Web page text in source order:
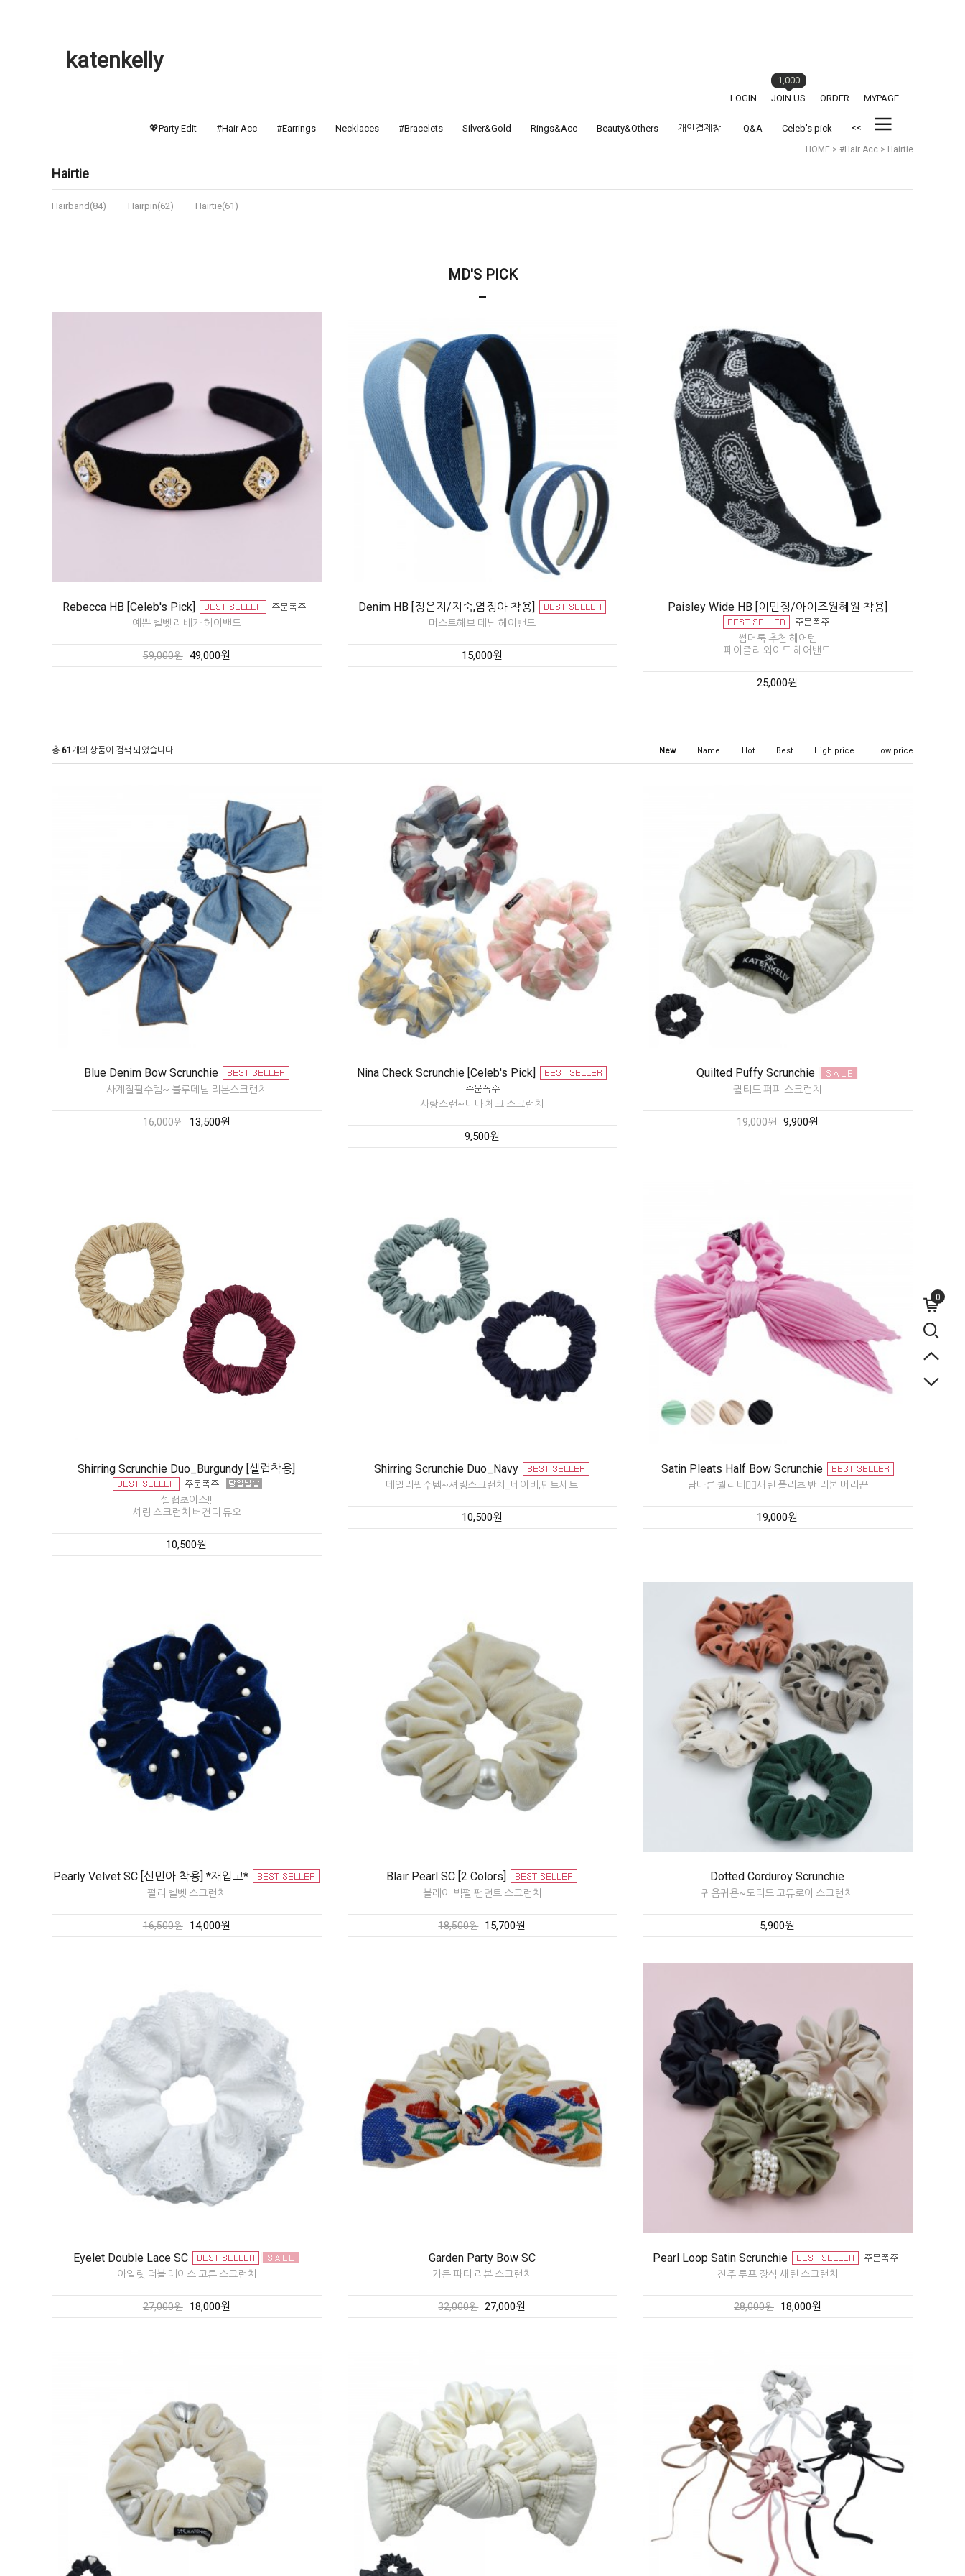
katenkelly
LOGIN JOIN US
1,000
ORDER
MYPAGE
💖Party Edit #Hair Acc #Earrings Necklaces #Bracelets Silver&Gold Rings&Acc Beauty&Others 개인결제창 Q&A Celeb's pick <<
0
HOME > #Hair Acc > Hairtie
Hairtie
Hairband(84) Hairpin(62) Hairtie(61)
MD'S PICK
Rebecca HB [Celeb's Pick]
예쁜 벨벳 레베카 헤어밴드
59,000원 49,000원
Denim HB [정은지/지숙,염정아 착용]
머스트해브 데님 헤어밴드
15,000원
Paisley Wide HB [이민정/아이즈원혜원 착용]
썸머룩 추천 헤어템
페이즐리 와이드 헤어밴드
25,000원
총 61 개의 상품이 검색 되었습니다. New Name Hot Best High price Low price
Blue Denim Bow Scrunchie
사계절필수템~ 블루데님 리본스크런치
16,000원 13,500원
Nina Check Scrunchie [Celeb's Pick]
사랑스런~니나 체크 스크런치
9,500원
Quilted Puffy Scrunchie
퀼티드 퍼피 스크런치
19,000원 9,900원
Shirring Scrunchie Duo_Burgundy [셀럽착용]
셀럽초이스!!
셔링 스크런치 버건디 듀오
10,500원
Shirring Scrunchie Duo_Navy
데일리필수템~셔링스크런치_네이비,민트세트
10,500원
Satin Pleats Half Bow Scrunchie
남다른 퀄리티👍🏻새틴 플리츠 반 리본 머리끈
19,000원
Pearly Velvet SC [신민아 착용] *재입고*
펄리 벨벳 스크런치
16,500원 14,000원
Blair Pearl SC [2 Colors]
블레어 빅펄 팬던트 스크런치
18,500원 15,700원
Dotted Corduroy Scrunchie
귀욤귀욤~도티드 코듀로이 스크런치
5,900원
Eyelet Double Lace SC
아일릿 더블 레이스 코튼 스크런치
27,000원 18,000원
Garden Party Bow SC
가든 파티 리본 스크런치
32,000원 27,000원
Pearl Loop Satin Scrunchie
진주 루프 장식 새틴 스크런치
28,000원 18,000원